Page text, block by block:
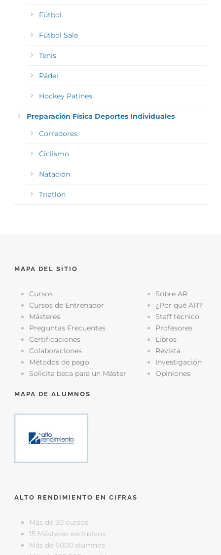
Fútbol
Fútbol Sala
Tenis
Pádel
Hockey Patines
Preparación Física Deportes Individuales
Corredores
Ciclismo
Natación
Triatlón
MAPA DEL SITIO
Cursos
Cursos de Entrenador
Másteres
Preguntas Frecuentes
Certificaciones
Colaboraciones
Métodos de pago
Solicita beca para un Máster
Sobre AR
¿Por qué AR?
Staff técnico
Profesores
Libros
Revista
Investigación
Opiniones
MAPA DE ALUMNOS
ALTO RENDIMIENTO EN CIFRAS
Más de 30 cursos
15 Másteres exclusivos
Más de 6000 alumnos